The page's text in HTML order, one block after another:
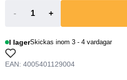
- +
I lagerSkickas inom 3 - 4 vardagar
EAN: 4005401129004